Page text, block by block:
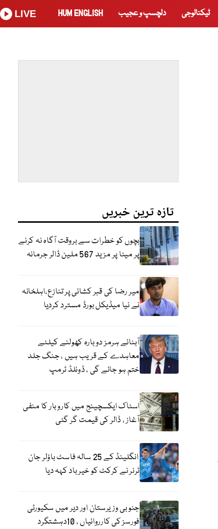
ٹیکنالوجی دلچسپ و عجیب HUM ENGLISH
LIVE
تازہ ترین خبریں
بچوں کو خطرات سے بروقت آگاہ نہ کرنے
پر میٹا پر مزید 567 ملین ڈالر جرمانہ
میر رضا کی قبر کشائی پر تنازع،اہلخانہ
نے نیا میڈیکل بورڈ مسترد کردیا
آبنائے ہرمز دوبارہ کھولنے کیلئے
معاہدے کے قریب ہیں ، جنگ جلد
ختم ہو جائے گی ، ڈونلڈ ٹرمپ
اسٹاک ایکسچینج میں کاروبار کا منفی
آغاز ، ڈالر کی قیمت گر گئی
انگلینڈ کے 25 سالہ فاسٹ باؤلر جان
ٹرنر نے کرکٹ کو خیر باد کہہ دیا
جنوبی وزیرستان اور دیر میں سکیورٹی
فورسز کی کارروائیاں ، 10دہشتگرد